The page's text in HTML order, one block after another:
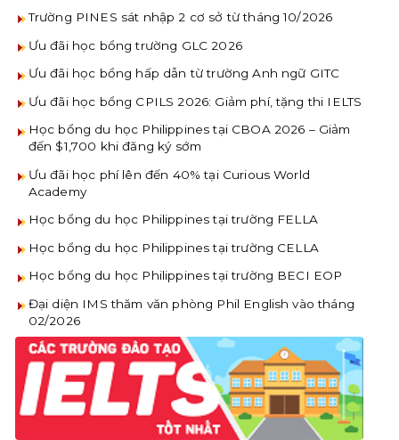
Trường PINES sát nhập 2 cơ sở từ tháng 10/2026
Ưu đãi học bổng trường GLC 2026
Ưu đãi học bổng hấp dẫn từ trường Anh ngữ GITC
Ưu đãi học bổng CPILS 2026: Giảm phí, tặng thi IELTS
Học bổng du học Philippines tại CBOA 2026 – Giảm
đến $1,700 khi đăng ký sớm
Ưu đãi học phí lên đến 40% tại Curious World
Academy
Học bổng du học Philippines tại trường FELLA
Học bổng du học Philippines tại trường CELLA
Học bổng du học Philippines tại trường BECI EOP
Đại diện IMS thăm văn phòng Phil English vào tháng
02/2026